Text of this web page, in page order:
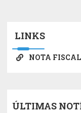
LINKS
NOTA
ÚLTIMAS